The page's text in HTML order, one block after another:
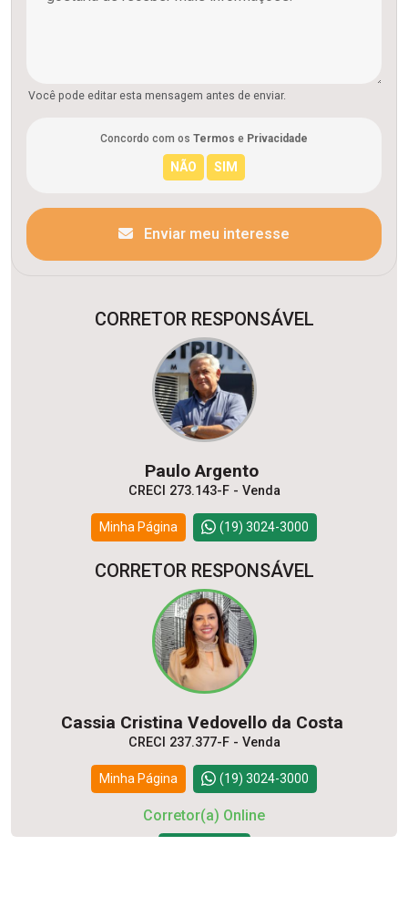
Você pode editar esta mensagem antes de enviar.
Concordo com os Termos e Privacidade
Enviar meu interesse
CORRETOR RESPONSÁVEL
Paulo Argento
CRECI 273.143-F - Venda
Minha Página (19) 3024-3000
CORRETOR RESPONSÁVEL
Cassia Cristina Vedovello da Costa
CRECI 237.377-F - Venda
Minha Página (19) 3024-3000
Corretor(a) Online